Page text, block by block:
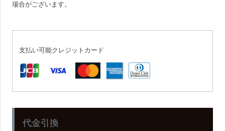
場合がございます。
支払い可能クレジットカード
代金引換